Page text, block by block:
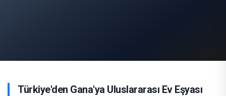
Türkiye'den Gana'ya Uluslararası Ev Eşyası